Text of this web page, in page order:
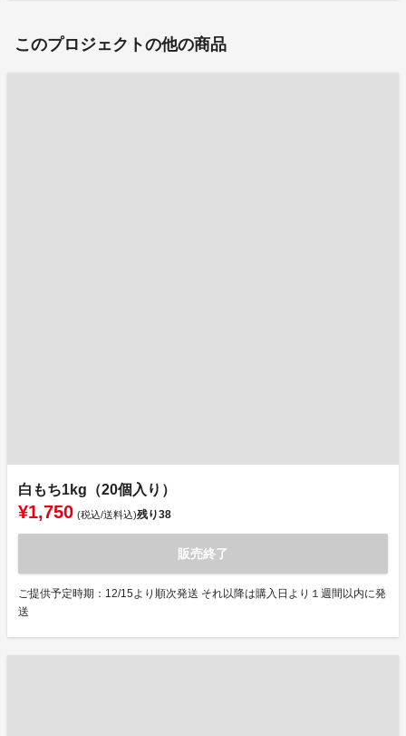
このプロジェクトの他の商品
白もち1kg（20個入り）
¥1,750 (税込/送料込)残り38
販売終了
ご提供予定時期：12/15より順次発送 それ以降は購入日より１週間以内に発
送